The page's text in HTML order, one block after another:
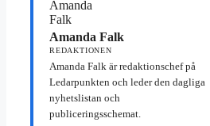
Amanda Falk
REDAKTIONEN
Amanda Falk är redaktionschef på
Ledarpunkten och leder den dagliga
nyhetslistan och
publiceringsschemat.